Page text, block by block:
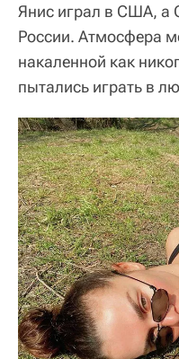
Янис играл в США, а
России. Атмосфера
накаленной как
пытались играть в